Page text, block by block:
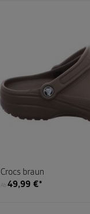
Crocs braun
Ab49,99 €*